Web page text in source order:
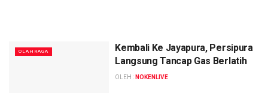
OLAHRAGA
Kembali Ke Jayapura, Persipura
Langsung Tancap Gas Berlatih
OLEH : NOKENLIVE